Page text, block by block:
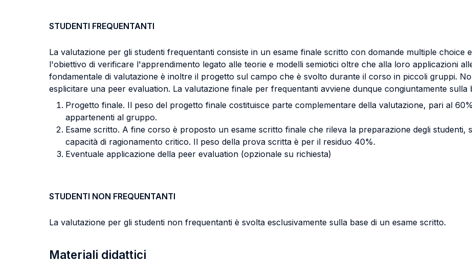
STUDENTI FREQUENTANTI
La valutazione per gli studenti frequentanti consiste in un esame finale scritto con domande multiple choice
l'obiettivo di verificare l'apprendimento legato alle teorie e modelli semiotici oltre che alla loro applicazioni
fondamentale di valutazione è inoltre il progetto sul campo che è svolto durante il corso in piccoli gruppi.
esplicitare una peer evaluation. La valutazione finale per frequentanti avviene dunque congiuntamente sulla
Progetto finale. Il peso del progetto finale costituisce parte complementare della valutazione, pari al
appartenenti al gruppo.
Esame scritto. A fine corso è proposto un esame scritto finale che rileva la preparazione degli studenti,
capacità di ragionamento critico. Il peso della prova scritta è per il residuo 40%.
Eventuale applicazione della peer evaluation (opzionale su richiesta)
STUDENTI NON FREQUENTANTI
La valutazione per gli studenti non frequentanti è svolta esclusivamente sulla base di un esame scritto.
Materiali didattici